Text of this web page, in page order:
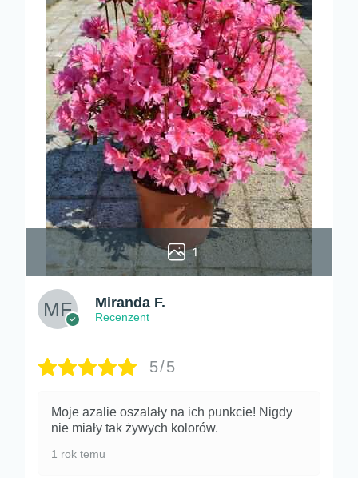
1
Miranda F.
Recenzent
5/5
Moje azalie oszalały na ich punkcie! Nigdy
nie miały tak żywych kolorów.
1 rok temu